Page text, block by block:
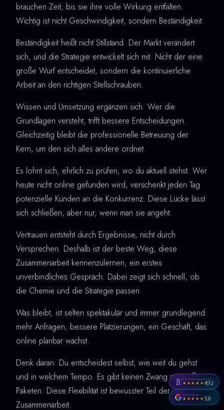
brauchen Zeit, bis sie ihre volle Wirkung entfalten.
Wichtig ist nicht Geschwindigkeit, sondern Beständigkeit.
Beständigkeit heißt nicht Stillstand. Der Markt verändert
sich, und die Strategie entwickelt sich mit. Nicht der eine
große Wurf entscheidet, sondern die kontinuierliche
Arbeit an den richtigen Stellschrauben.
Wissen und Umsetzung ergänzen sich. Wer die
Grundlagen versteht, trifft bessere Entscheidungen.
Gleichzeitig bleibt die professionelle Betreuung der
Kern, um den sich alles andere ordnet.
Es lohnt sich, ehrlich zu prüfen, wo du aktuell stehst. Wer
heute nicht online gefunden wird, verschenkt jeden Tag
potenzielle Kunden an die Konkurrenz. Diese Lücke lässt
sich schließen, aber nur, wenn man sie angeht.
Vertrauen entsteht durch Ergebnisse, nicht durch
Versprechen. Deshalb ist der beste Weg, diese
Zusammenarbeit kennenzulernen, ein erstes
unverbindliches Gespräch. Dabei zeigt sich schnell, ob
die Chemie und die Strategie passen.
Was bleibt, ist selten spektakulär und immer grundlegend:
mehr Anfragen, bessere Platzierungen, ein Geschäft, das
online planbar wächst.
Denk daran: Du entscheidest selbst, wie weit du gehst
und in welchem Tempo. Es gibt keinen Zwang zu großen
Paketen. Diese Flexibilität ist bewusster Teil der
Zusammenarbeit.
PROVENEXPERT
★★★★★4,92
GOOGLE
★★★★★5,0